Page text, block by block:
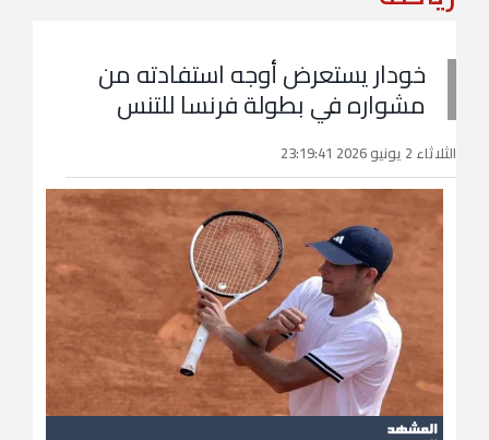
خودار يستعرض أوجه استفادته من
مشواره في بطولة فرنسا للتنس
الثلاثاء 2 يونيو 2026 23:19:41